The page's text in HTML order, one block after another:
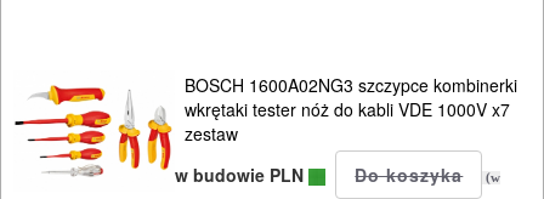
Do
pistoletów
do
BOSCH 1600A02NG3 szczypce kombinerki
wkrętaki tester nóż do kabli VDE 1000V x7
zestaw
w budowie PLN
(w